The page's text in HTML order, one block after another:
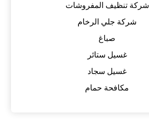
شركة تنظيف المفروشات
شركة جلي الرخام
صباغ
غسيل ستائر
غسيل سجاد
مكافحة حمام